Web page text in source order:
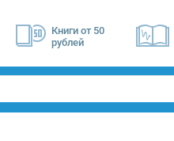
Книги от 50
рублей